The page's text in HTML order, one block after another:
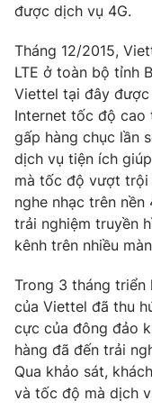
Photo
Video
VTV Money
VTV Sức khoẻ
Thị trường 24h
VTV4
VTV9
Liên hệ tòa soạn
được dịch vụ 4G.
Tháng 12/2015,
LTE ở toàn bộ tỉnh
Viettel tại đây
Internet tốc độ
gấp hàng chục lần
dịch vụ tiện ích
mà tốc độ vượt trội
nghe nhạc trên
trải nghiệm truyền
kênh trên nhiều
Trong 3 tháng triển
của Viettel đã thu
cực của đông đảo
hàng đã đến trải
Qua khảo sát,
và tốc độ mà dịch